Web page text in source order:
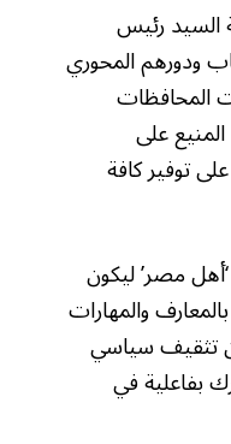
السيد رئيس
ودورهم المحوري
منذ توليها المسؤولية في عام 2014، وضعت المحافظات
على
توفير كافة
مصر’ ليكون
والمهارات
من تثقيف سياسي
بفاعلية في